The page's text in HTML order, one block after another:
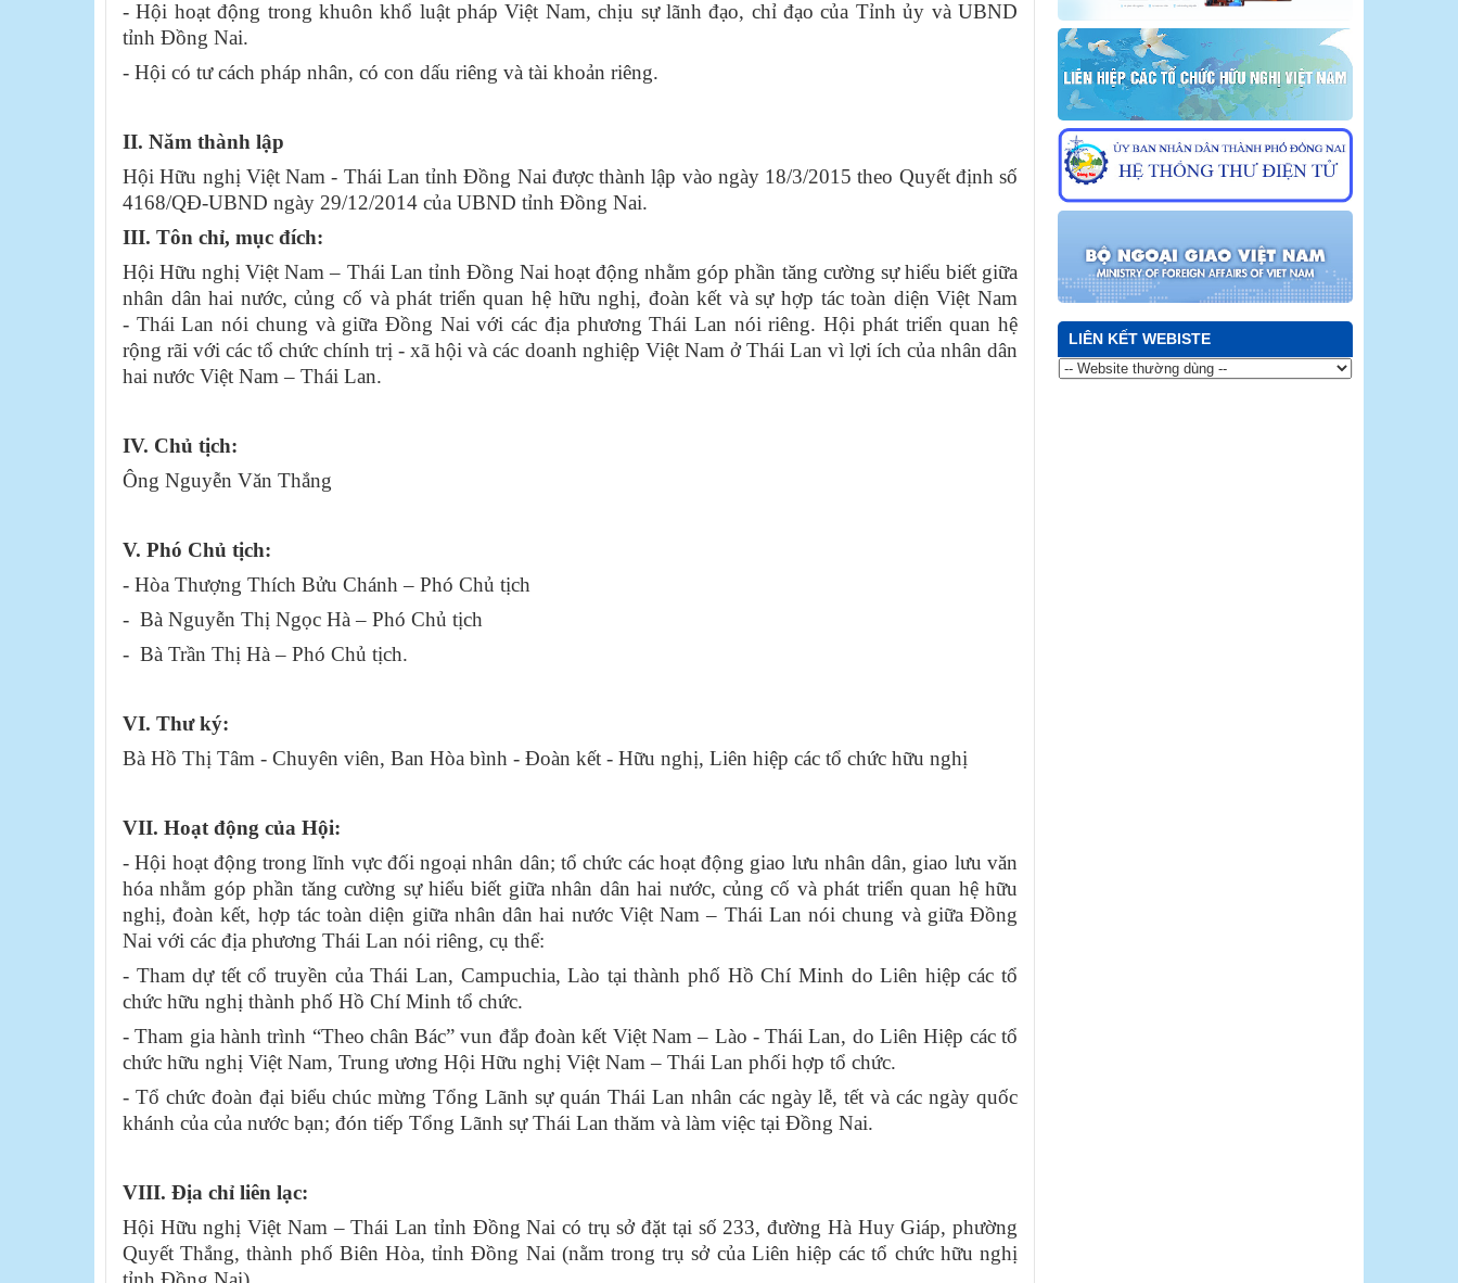
- Hội hoạt động trong khuôn khổ luật pháp Việt Nam, chịu sự lãnh đạo, chỉ đạo của Tỉnh ủy và UBND
tỉnh Đồng Nai.
- Hội có tư cách pháp nhân, có con dấu riêng và tài khoản riêng.
II. Năm thành lập
Hội Hữu nghị Việt Nam - Thái Lan tỉnh Đồng Nai được thành lập vào ngày 18/3/2015 theo Quyết định số
4168/QĐ-UBND ngày 29/12/2014 của UBND tỉnh Đồng Nai.
III. Tôn chỉ, mục đích:
Hội Hữu nghị Việt Nam – Thái Lan tỉnh Đồng Nai hoạt động nhằm góp phần tăng cường sự hiểu biết giữa
nhân dân hai nước, củng cố và phát triển quan hệ hữu nghị, đoàn kết và sự hợp tác toàn diện Việt Nam
- Thái Lan nói chung và giữa Đồng Nai với các địa phương Thái Lan nói riêng. Hội phát triển quan hệ
rộng rãi với các tổ chức chính trị - xã hội và các doanh nghiệp Việt Nam ở Thái Lan vì lợi ích của nhân dân
hai nước Việt Nam – Thái Lan.
IV. Chủ tịch:
Ông Nguyễn Văn Thắng
V. Phó Chủ tịch:
- Hòa Thượng Thích Bửu Chánh – Phó Chủ tịch
- Bà Nguyễn Thị Ngọc Hà – Phó Chủ tịch
- Bà Trần Thị Hà – Phó Chủ tịch.​
VI. Thư ký:
Bà Hồ Thị Tâm - Chuyên viên, Ban Hòa bình - Đoàn kết - Hữu nghị, Liên hiệp các tổ chức hữu nghị
VII. Hoạt động của Hội:
- Hội hoạt động trong lĩnh vực đối ngoại nhân dân; tổ chức các hoạt động giao lưu nhân dân, giao lưu văn
hóa nhằm góp phần tăng cường sự hiểu biết giữa nhân dân hai nước, củng cố và phát triển quan hệ hữu
nghị, đoàn kết, hợp tác toàn diện giữa nhân dân hai nước Việt Nam – Thái Lan nói chung và giữa Đồng
Nai với các địa phương Thái Lan nói riêng, cụ thể:
- Tham dự tết cổ truyền của Thái Lan, Campuchia, Lào tại thành phố Hồ Chí Minh do Liên hiệp các tổ
chức hữu nghị thành phố Hồ Chí Minh tổ chức.
-Tham gia hành trình “Theo chân Bác” vun đắp đoàn kết Việt Nam – Lào - Thái Lan, do Liên Hiệp các tổ
chức hữu nghị Việt Nam, Trung ương Hội Hữu nghị Việt Nam – Thái Lan phối hợp tổ chức.
- Tổ chức đoàn đại biểu chúc mừng TổngLãnh sự quán Thái Lan nhân các ngày lễ, tết và các ngày quốc
khánh của của nước bạn; đón tiếp Tổng Lãnh sự Thái Lan thăm và làm việc tại Đồng Nai.
VIII. Địa chỉ liên lạc:
Hội Hữu nghị Việt Nam – Thái Lan tỉnh Đồng Nai có trụ sở đặt tại số 233, đường Hà Huy Giáp, phường
Quyết Thắng, thành phố Biên Hòa, tỉnh Đồng Nai (nằm trong trụ sở của Liên hiệp các tổ chức hữu nghị
LIÊN KẾT WEBISTE